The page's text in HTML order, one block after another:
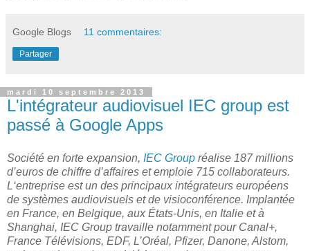
Google Blogs 11 commentaires:
Partager
mardi 10 septembre 2013
L'intégrateur audiovisuel IEC group est
passé à Google Apps
Société en forte expansion, IEC Group réalise 187 millions
d’euros de chiffre d’affaires et emploie 715 collaborateurs.
L‘entreprise est un des principaux intégrateurs européens
de systèmes audiovisuels et de visioconférence. Implantée
en France, en Belgique, aux États-Unis, en Italie et à
Shanghai, IEC Group travaille notamment pour Canal+,
France Télévisions, EDF, L’Oréal, Pfizer, Danone, Alstom,